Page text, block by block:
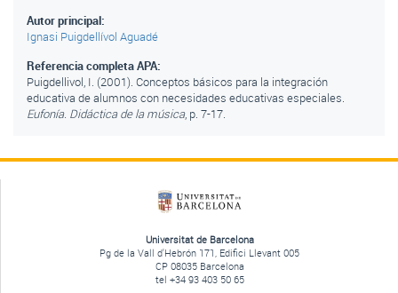
Autor principal:
Ignasi Puigdellívol Aguadé
Referencia completa APA:
Puigdellivol, I. (2001). Conceptos básicos para la integración
educativa de alumnos con necesidades educativas especiales.
Eufonía. Didáctica de la música, p. 7-17.
Universitat de Barcelona
Pg de la Vall d'Hebrón 171, Edifici Llevant 005
CP 08035 Barcelona
tel +34 93 403 50 65